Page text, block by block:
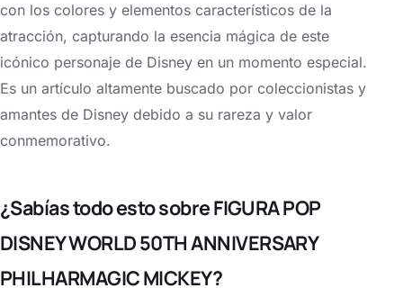
con los colores y elementos característicos de la
atracción, capturando la esencia mágica de este
icónico personaje de Disney en un momento especial.
Es un artículo altamente buscado por coleccionistas y
amantes de Disney debido a su rareza y valor
conmemorativo.
¿Sabías todo esto sobre FIGURA POP
DISNEY WORLD 50TH ANNIVERSARY
PHILHARMAGIC MICKEY?